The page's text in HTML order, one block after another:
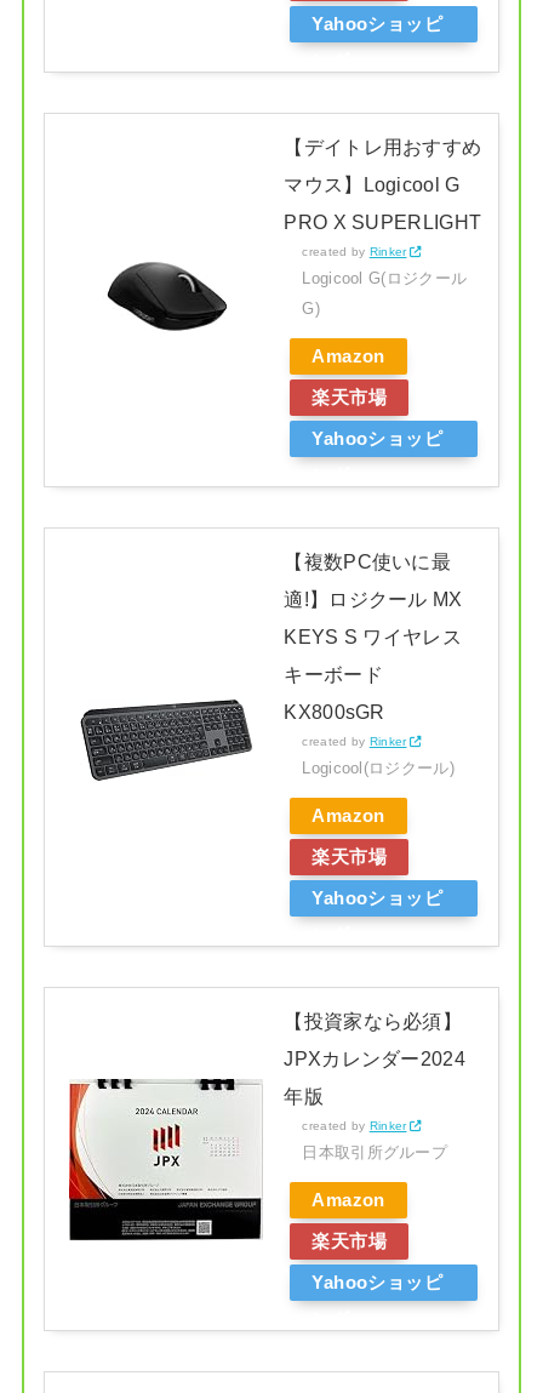
Yahooショッピ
【デイトレ用おすすめ
マウス】Logicool G
PRO X SUPERLIGHT
created by Rinker
Logicool G(ロジクール
G)
Amazon
楽天市場
Yahooショッピ
【複数PC使いに最
適!】ロジクール MX
KEYS S ワイヤレス
キーボード
KX800sGR
created by Rinker
Logicool(ロジクール)
Amazon
楽天市場
Yahooショッピ
【投資家なら必須】
JPXカレンダー2024
年版
created by Rinker
日本取引所グループ
Amazon
楽天市場
Yahooショッピ